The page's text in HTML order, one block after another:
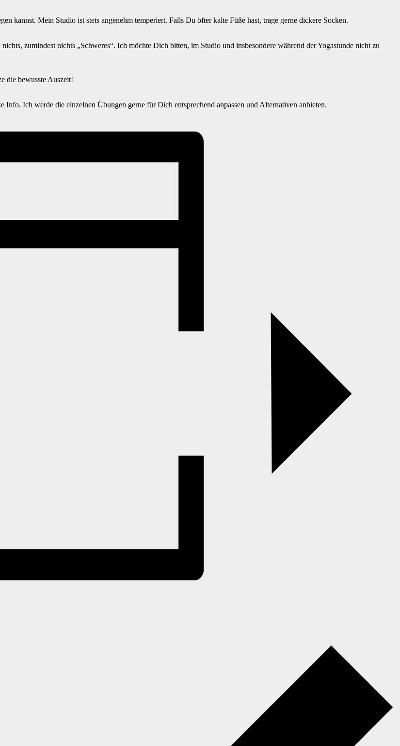
kannst. Mein Studio ist stets angenehm temperiert. Falls Du öfter kalte Füße hast, trage gerne dickere Socken.
zumindest nichts „Schweres“. Ich möchte Dich bitten, im Studio und insbesondere während der Yogastunde nicht zu
die bewusste Auszeit!
Ich werde die einzelnen Übungen gerne für Dich entsprechend anpassen und Alternativen anbieten.